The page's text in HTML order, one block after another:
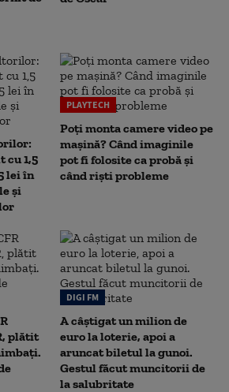
cu 1,5
lei în
și
PLAYTECH
Poți monta camere video pe
mașină? Când imaginile
pot fi folosite ca probă și
când riști probleme
plătit
DIGI FM
A câștigat un milion de
euro la loterie, apoi a
aruncat biletul la gunoi.
Gestul făcut muncitorii de
la salubritate